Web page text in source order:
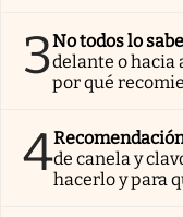
3No todos lo
delante o hacia
por qué
4de canela y
hacerlo y para